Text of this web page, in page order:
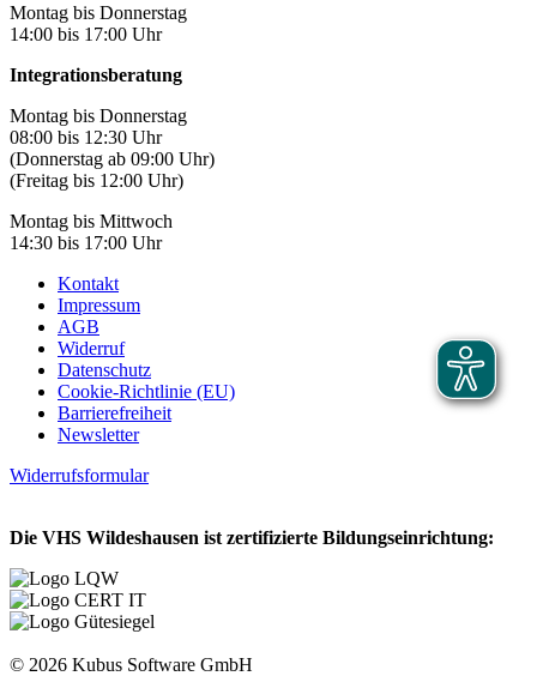
Montag bis Donnerstag
14:00 bis 17:00 Uhr
Integrationsberatung
Montag bis Donnerstag
08:00 bis 12:30 Uhr
(Donnerstag ab 09:00 Uhr)
(Freitag bis 12:00 Uhr)
Montag bis Mittwoch
14:30 bis 17:00 Uhr
Kontakt
Impressum
AGB
Widerruf
Datenschutz
Cookie-Richtlinie (EU)
Barrierefreiheit
Newsletter
Widerrufsformular
Die VHS Wildeshausen ist zertifizierte Bildungseinrichtung:
© 2026 Kubus Software GmbH